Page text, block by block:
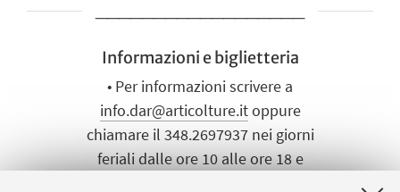
Informazioni e biglietteria
• Per informazioni scrivere a
info.dar@articolture.itoppure
chiamare il 348.2697937 nei giorni
feriali dalle ore 10 alle ore 18 e